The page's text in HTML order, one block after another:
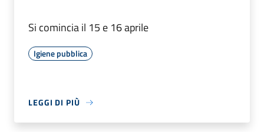
Si comincia il 15 e 16 aprile
Igiene pubblica
LEGGI DI PIÙ